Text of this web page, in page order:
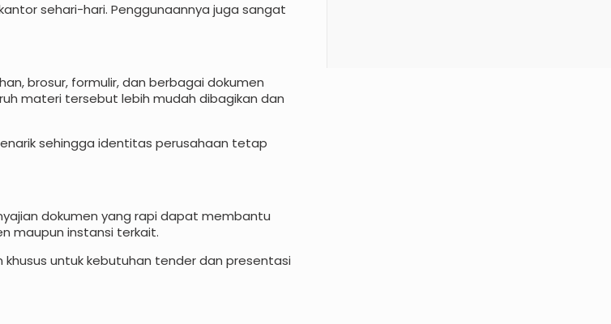
sehari-hari. Penggunaannya juga sangat
brosur, formulir, dan berbagai dokumen
materi tersebut lebih mudah dibagikan dan
sehingga identitas perusahaan tetap
dokumen yang rapi dapat membantu
maupun instansi terkait.
untuk kebutuhan tender dan presentasi